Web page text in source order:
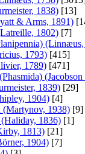
1838) [13]
& Arms, 1891)
1802) [7]
1793) [415]
1789) [471]
1839) [29]
1904) [4]
(Martynov, 1938) [9]
1836) [1]
1813) [21]
1904) [7]